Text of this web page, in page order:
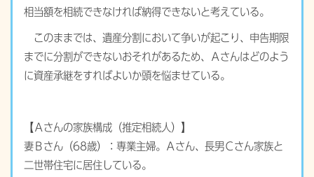
相当額を相続できなければ納得できないと考えている。
このままでは、遺産分割において争いが起こり、申告期限
までに分割ができないおそれがあるため、Ａさんはどのよう
に資産承継をすればよいか頭を悩ませている。
【Ａさんの家族構成（推定相続人）】
妻Ｂさん（68歳）：専業主婦。Ａさん、長男Ｃさん家族と
二世帯住宅に居住している。